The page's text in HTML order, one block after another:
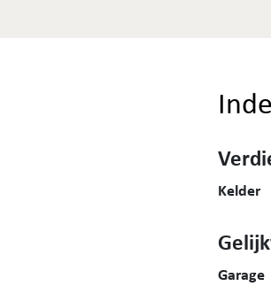
Kelder
Garage